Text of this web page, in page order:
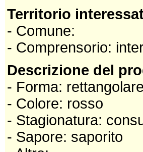
Territorio
- Comune:
- Comprensorio:
Descrizione del
- Forma: rettangolare
- Colore: rosso
- Stagionatura:
- Sapore: saporito